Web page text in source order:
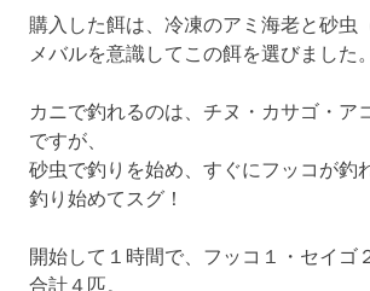
購入した餌は、冷凍のアミ海老と砂虫
メバルを意識してこの餌を選びました。
カニで釣れるのは、チヌ・カサゴ・ア
ですが、
砂虫で釣りを始め、すぐにフッコが釣
釣り始めてスグ！
開始して１時間で、フッコ１・セイ
合計４匹。